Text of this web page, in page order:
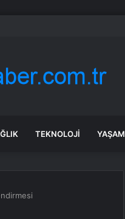
TEKNOLOJI YAŞAM